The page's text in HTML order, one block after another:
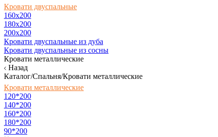
Кровати двуспальные
160х200
180x200
200x200
Кровати двуспальные из дуба
Кровати двуспальные из сосны
Кровати металлические
Назад
Каталог/Спальня/Кровати металлические
Кровати металлические
120*200
140*200
160*200
180*200
90*200